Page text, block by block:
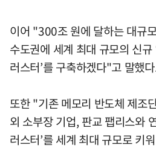
이어 "300조 원에 달하는 대규
수도권에 세계 최대 규모의 신
러스터’를 구축하겠다"고 말했
또한 "기존 메모리 반도체 제조
외 소부장 기업, 판교 팹리스와
러스터’를 세계 최대 규모로 키